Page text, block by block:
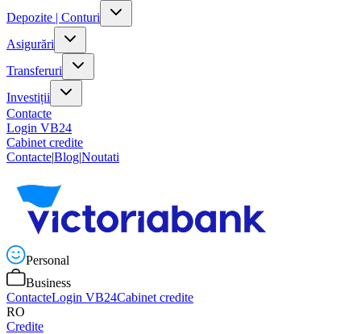
Depozite | Conturi
Asigurări
Transferuri
Investiții
Contacte
Login VB24
Cabinet credite
Contacte|Blog|Noutati
Personal
Business
ContacteLogin VB24Cabinet credite
RO
Credite